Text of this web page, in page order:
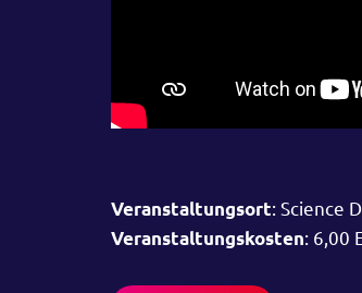
Veranstaltungsort: Science
Veranstaltungskosten: 6,00